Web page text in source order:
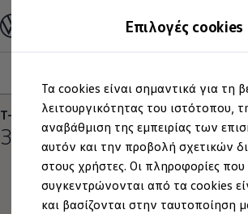
Επιλογές cookies
Τα cookies είναι σημαντικά για τη
λειτουργικότητας του ιστότοπου,
αναβάθμιση της εμπειρίας των
αυτόν και την προβολή σχετικών
στους χρήστες. Οι πληροφορίες που
συγκεντρώνονται από τα cookies
και βασίζονται στην ταυτοποίηση
στο
περιεχόμενο
στο
footer
Ανακαλύψτε τα Μοντέλα
Διαμορφώστε το Volkswagen σας
Επαγγελματικά Οχήματα
Ηλεκτρικά & eHybrid μοντέλα
Ηλεκτρικά μοντέλα
ID.3 Neo
Νέο ID. Polo
ID.4
ID.4 GTX
ID.5
ID.5 GTX
ID.7
T-Cross
3 παραλλαγές